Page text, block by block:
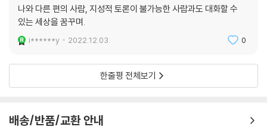
나와 다른 편의 사람, 지성적 토론이 불가능한 사람과도 대화할 수
있는 세상을 꿈꾸며.
i******y 2022.12.03. 0
한줄평 전체보기
배송/반품/교환 안내